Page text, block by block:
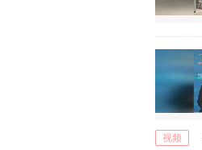
视频